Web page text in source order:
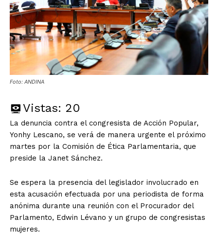
Foto: ANDINA
Vistas: 20
La denuncia contra el congresista de Acción Popular,
Yonhy Lescano, se verá de manera urgente el próximo
martes por la Comisión de Ética Parlamentaria, que
preside la Janet Sánchez.
Se espera la presencia del legislador involucrado en
esta acusación efectuada por una periodista de forma
anónima durante una reunión con el Procurador del
Parlamento, Edwin Lévano y un grupo de congresistas
mujeres.